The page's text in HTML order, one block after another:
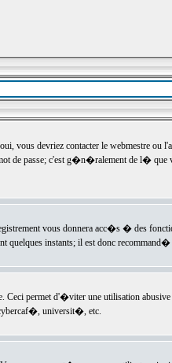
devriez contacter le webmestre ou
de passe; c'est g�n�ralement de l� que
vous donnera acc�s � des
quelques instants; il est donc recommand�
permet d'�viter une utilisation abusive
universit�, etc.